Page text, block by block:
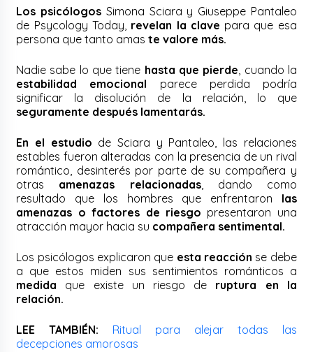
Los psicólogosSimona Sciara y Giuseppe Pantaleo
de Psycology Today, revelan la clave para que esa
persona que tanto amaste valore más.
Nadie sabe lo que tiene hasta que pierde , cuando la
estabilidad emocional parece perdida podría
significar la disolución de la relación, lo que
seguramente después lamentarás.
En el estudio de Sciara y Pantaleo, las relaciones
estables fueron alteradas con la presencia de un rival
romántico, desinterés por parte de su compañera y
otras amenazas relacionadas, dando como
resultado que los hombres que enfrentaron las
amenazas o factores de riesgo presentaron una
atracción mayor hacia su compañera sentimental.
Los psicólogos explicaron que esta reacción se debe
a que estos miden sus sentimientos románticos a
medida que existe un riesgo de ruptura en la
relación.
LEE TAMBIÉN: Ritual para alejar todas las
decepciones amorosas